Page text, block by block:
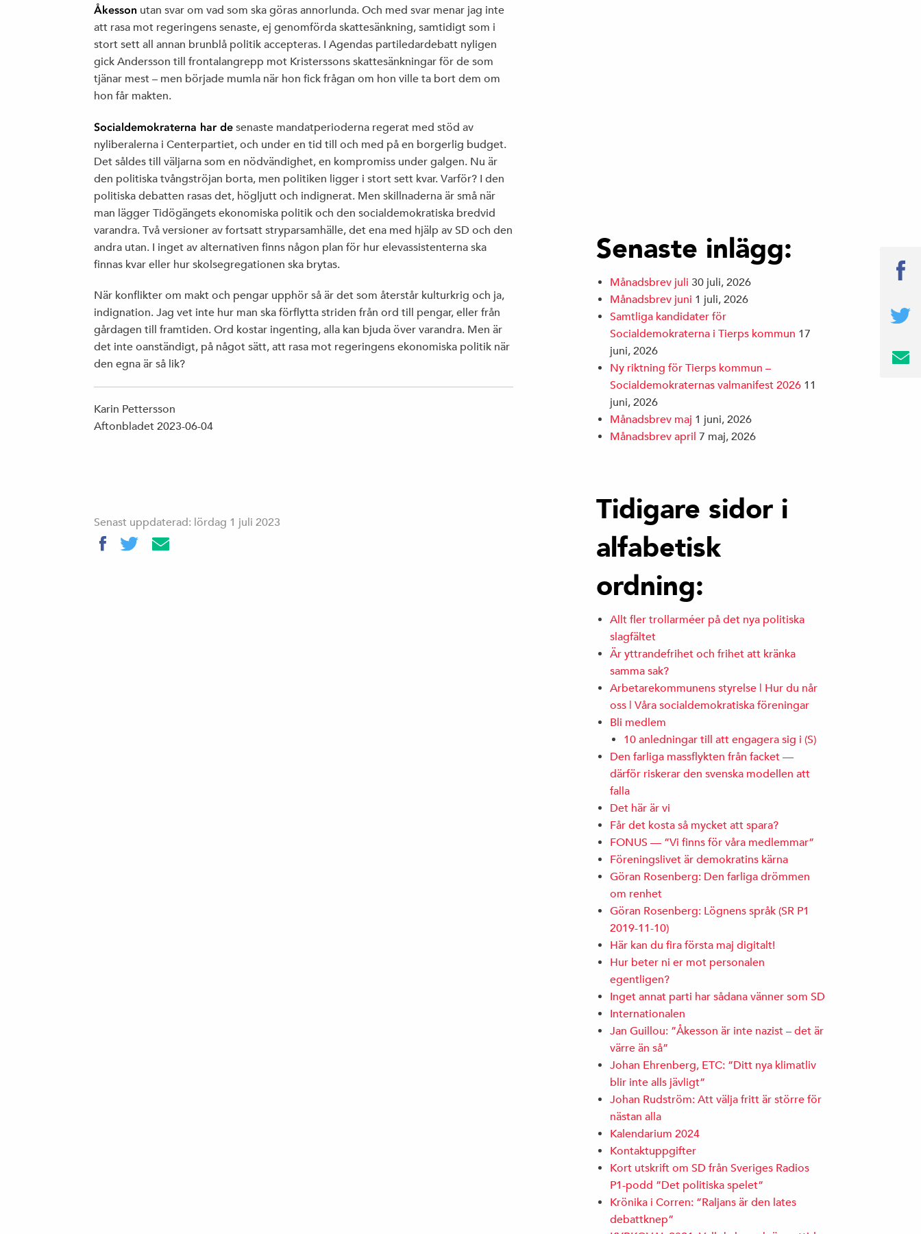
Åkesson utan svar om vad som ska göras annorlunda. Och med svar menar jag inte
att rasa mot regeringens senaste, ej genomförda skattesänkning, samtidigt som i
stort sett all annan brunblå politik accepteras. I Agendas partiledardebatt nyligen
gick Andersson till frontalangrepp mot Kristerssons skattesänkningar för de som
tjänar mest – men började mumla när hon fick frågan om hon ville ta bort dem om
hon får makten.
Socialdemokraterna har de senaste mandatperioderna regerat med stöd av
nyliberalerna i Centerpartiet, och under en tid till och med på en borgerlig budget.
Det såldes till väljarna som en nödvändighet, en kompromiss under galgen. Nu är
den politiska tvångströjan borta, men politiken ligger i stort sett kvar. Varför? I den
politiska debatten rasas det, högljutt och indignerat. Men skillnaderna är små när
man lägger Tidögängets ekonomiska politik och den socialdemokratiska bredvid
varandra. Två versioner av fortsatt stryparsamhälle, det ena med hjälp av SD och den
andra utan. I inget av alternativen finns någon plan för hur elevassistenterna ska
finnas kvar eller hur skolsegregationen ska brytas.
När konflikter om makt och pengar upphör så är det som återstår kulturkrig och ja,
indignation. Jag vet inte hur man ska förflytta striden från ord till pengar, eller från
gårdagen till framtiden. Ord kostar ingenting, alla kan bjuda över varandra. Men är
det inte oanständigt, på något sätt, att rasa mot regeringens ekonomiska politik när
den egna är så lik?
Karin Pettersson
Aftonbladet 2023-06-04
Senast uppdaterad: lördag 1 juli 2023
Senaste inlägg:
Månadsbrev juli 30 juli, 2026
Månadsbrev juni 1 juli, 2026
Samtliga kandidater för
Socialdemokraterna i Tierps kommun 17
juni, 2026
Ny riktning för Tierps kommun –
Socialdemokraternas valmanifest 2026 11
juni, 2026
Månadsbrev maj 1 juni, 2026
Månadsbrev april 7 maj, 2026
Tidigare sidor i
alfabetisk
ordning:
Allt fler trollarméer på det nya politiska
slagfältet
Är yttrandefrihet och frihet att kränka
samma sak?
Arbetarekommunens styrelse | Hur du når
oss | Våra socialdemokratiska föreningar
Bli medlem
10 anledningar till att engagera sig i (S)
Den farliga massflykten från facket —
därför riskerar den svenska modellen att
falla
Det här är vi
Får det kosta så mycket att spara?
FONUS — ”Vi finns för våra medlemmar”
Föreningslivet är demokratins kärna
Göran Rosenberg: Den farliga drömmen
om renhet
Göran Rosenberg: Lögnens språk (SR P1
2019-11-10)
Här kan du fira första maj digitalt!
Hur beter ni er mot personalen
egentligen?
Inget annat parti har sådana vänner som SD
Internationalen
Jan Guillou: ”Åkesson är inte nazist – det är
värre än så”
Johan Ehrenberg, ETC: ”Ditt nya klimatliv
blir inte alls jävligt”
Johan Rudström: Att välja fritt är större för
nästan alla
Kalendarium 2024
Kontaktuppgifter
Kort utskrift om SD från Sveriges Radios
P1-podd ”Det politiska spelet”
Krönika i Corren: ”Raljans är den lates
debattknep”